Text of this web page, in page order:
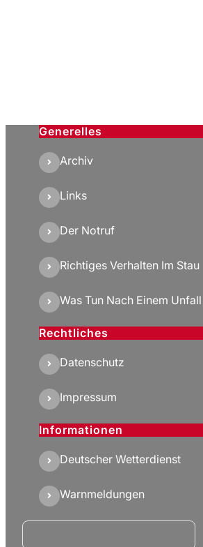
Generelles
Archiv
Links
Der Notruf
Richtiges Verhalten Im Stau
Was Tun Nach Einem Unfall
Rechtliches
Datenschutz
Impressum
Informationen
Deutscher Wetterdienst
Warnmeldungen
Suchen